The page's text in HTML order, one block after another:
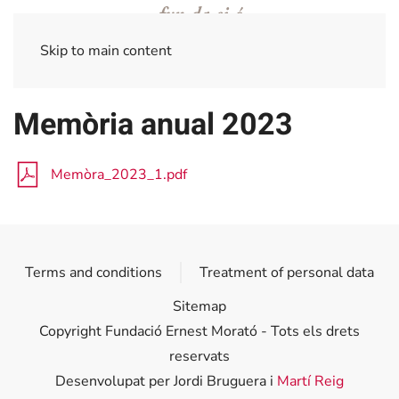
Skip to main content
Memòria anual 2023
Memòra_2023_1.pdf
Terms and conditions
Treatment of personal data
Sitemap
Copyright Fundació Ernest Morató - Tots els drets
reservats
Desenvolupat per Jordi Bruguera i Martí Reig